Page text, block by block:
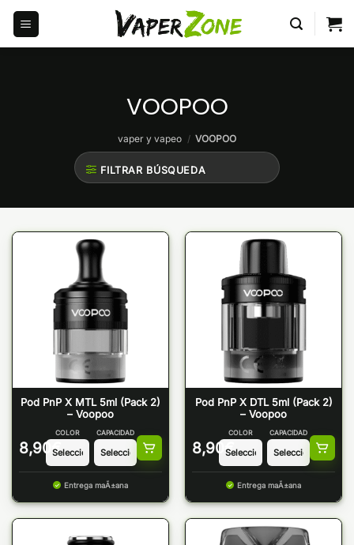
Saltar
contenido
VOOPOO
vaper y vapeo / VOOPOO
FILTRAR BÚSQUEDA
Pod PnP X MTL 5ml (Pack 2)
– Voopoo
8,90 €
COLOR CAPACIDAD
Entrega maÃ±ana
Pod PnP X DTL 5ml (Pack 2)
– Voopoo
8,90 €
COLOR CAPACIDAD
Entrega maÃ±ana